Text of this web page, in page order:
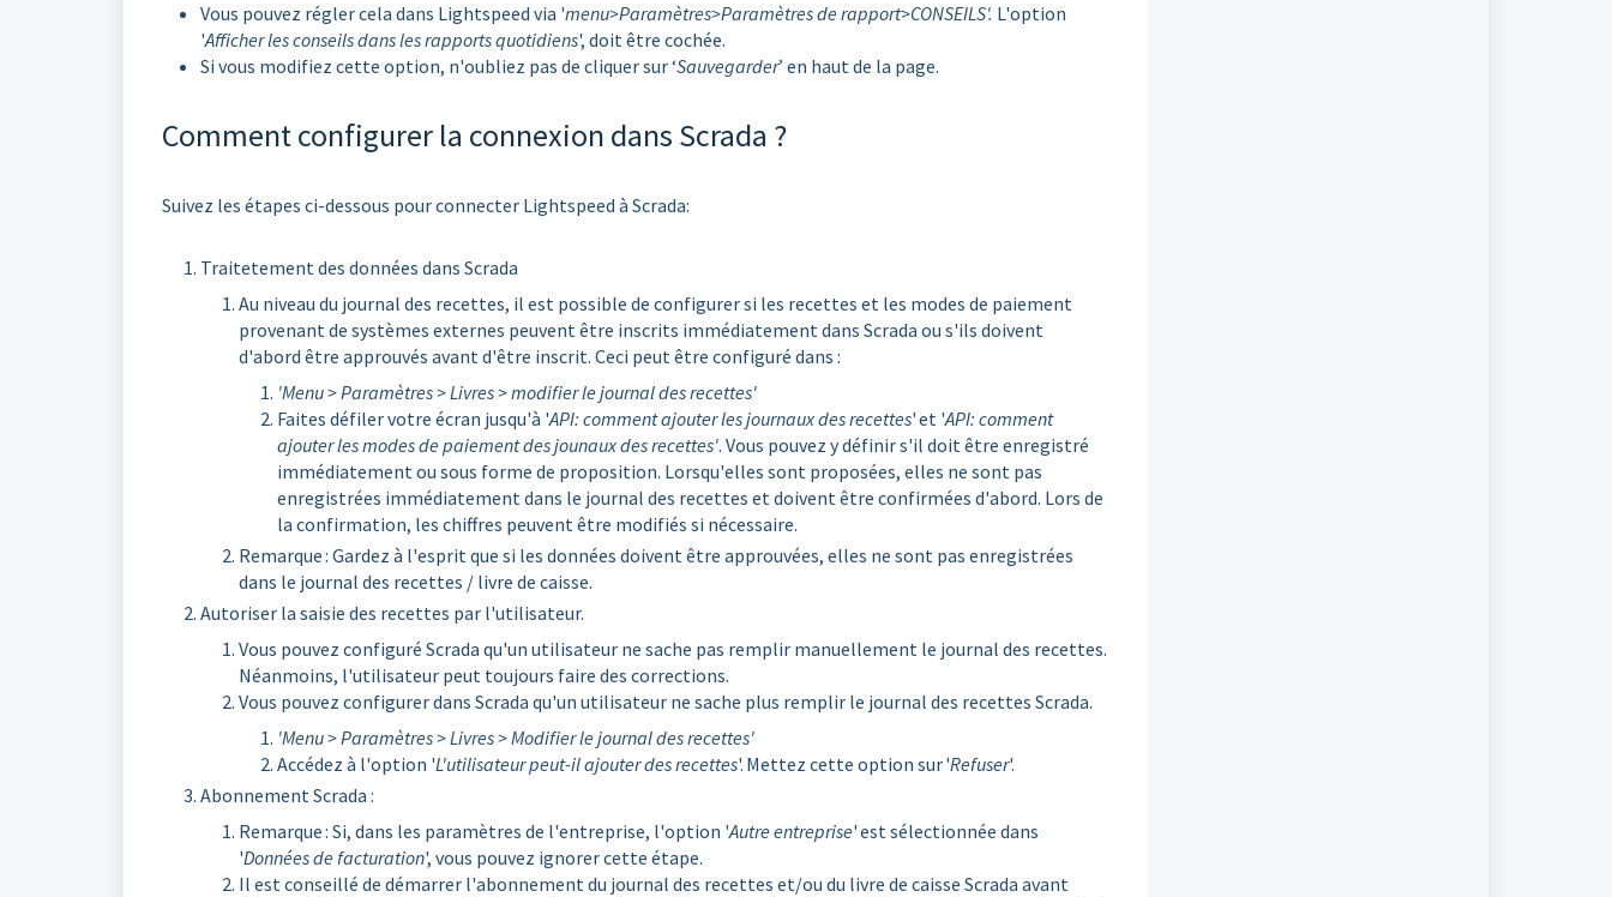
Vous pouvez régler cela dans Lightspeed via 'menu>Paramètres>Paramètres de rapport>CONSEILS'. L'option
'Afficher les conseils dans les rapports quotidiens', doit être cochée.
Si vous modifiez cette option, n'oubliez pas de cliquer sur ‘Sauvegarder’ en haut de la page.
Comment configurer la connexion dans Scrada ?
Suivez les étapes ci-dessous pour connecter Lightspeed à Scrada:
Traitetement des données dans Scrada
Au niveau du journal des recettes, il est possible de configurer si les recettes et les modes de paiement
provenant de systèmes externes peuvent être inscrits immédiatement dans Scrada ou s'ils doivent
d'abord être approuvés avant d'être inscrit. Ceci peut être configuré dans :
'Menu > Paramètres > Livres > modifier le journal des recettes'
Faites défiler votre écran jusqu'à 'API: comment ajouter les journaux des recettes' et 'API: comment
ajouter les modes de paiement des jounaux des recettes'. Vous pouvez y définir s'il doit être enregistré
immédiatement ou sous forme de proposition. Lorsqu'elles sont proposées, elles ne sont pas
enregistrées immédiatement dans le journal des recettes et doivent être confirmées d'abord. Lors de
la confirmation, les chiffres peuvent être modifiés si nécessaire.
Remarque : Gardez à l'esprit que si les données doivent être approuvées, elles ne sont pas enregistrées
dans le journal des recettes / livre de caisse.
Autoriser la saisie des recettes par l'utilisateur.
Vous pouvez configuré Scrada qu'un utilisateur ne sache pas remplir manuellement le journal des recettes.
Néanmoins, l'utilisateur peut toujours faire des corrections.
Vous pouvez configurer dans Scrada qu'un utilisateur ne sache plus remplir le journal des recettes Scrada.
'Menu > Paramètres > Livres > Modifier le journal des recettes'
Accédez à l'option 'L'utilisateur peut-il ajouter des recettes'. Mettez cette option sur 'Refuser'.
Abonnement Scrada :
Remarque : Si, dans les paramètres de l'entreprise, l'option 'Autre entreprise' est sélectionnée dans
'Données de facturation', vous pouvez ignorer cette étape.
Il est conseillé de démarrer l'abonnement du journal des recettes et/ou du livre de caisse Scrada avant